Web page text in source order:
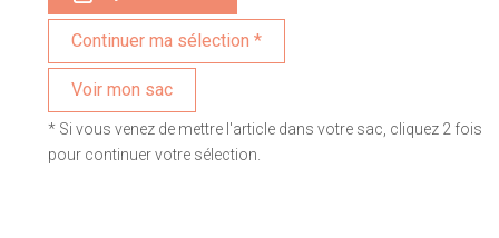
Voir mon sac
* Si vous venez de mettre l'article dans votre sac, cliquez 2 fois
pour continuer votre sélection.